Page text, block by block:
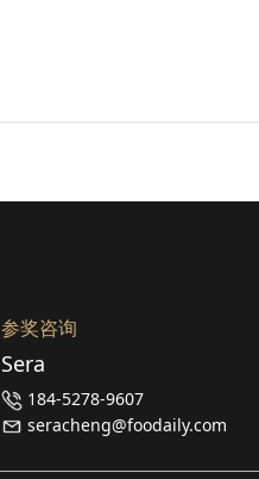
参奖咨询
Sera
184-5278-9607
seracheng@foodaily.com